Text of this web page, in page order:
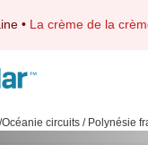
• La crème de la
circuits / Polynésie